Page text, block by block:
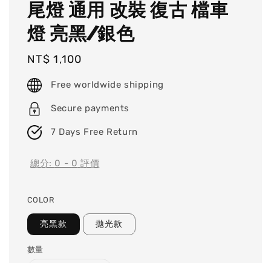
尾燈 通用 改裝 復古 檔車
燈 亮黑/銀色
Regular
price
NT$ 1,100
Free worldwide shipping
Secure payments
7 Days Free Return
總分: 0 - 0 評價
COLOR
亮黑款 拋光款
數量